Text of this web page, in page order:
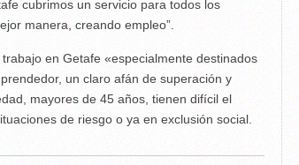
cubrimos un servicio para todos los
manera, creando empleo”.
en Getafe «especialmente destinados
un claro afán de superación y
mayores de 45 años, tienen difícil el
de riesgo o ya en exclusión social.